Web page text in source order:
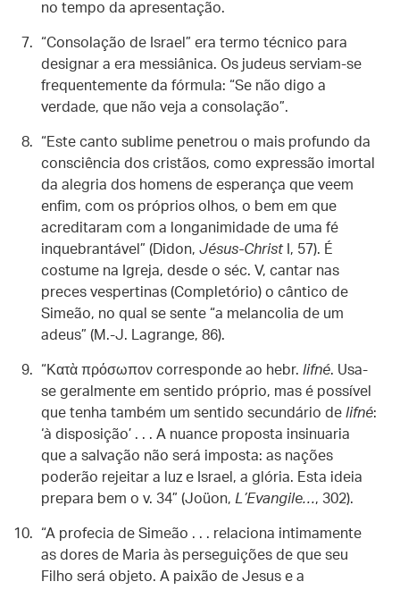
no tempo da apresentação.
“Consolação de Israel” era termo técnico para
designar a era messiânica. Os judeus serviam-se
frequentemente da fórmula: “Se não digo a
verdade, que não veja a consolação”.
“Este canto sublime penetrou o mais profundo da
consciência dos cristãos, como expressão imortal
da alegria dos homens de esperança que veem
enfim, com os próprios olhos, o bem em que
acreditaram com a longanimidade de uma fé
inquebrantável” (Didon, Jésus-ChristI, 57). É
costume na Igreja, desde o séc. V, cantar nas
preces vespertinas (Completório) o cântico de
Simeão, no qual se sente “a melancolia de um
adeus” (M.-J. Lagrange, 86).
“Κατὰ πρόσωπον corresponde ao hebr. lifné. Usa-
se geralmente em sentido próprio, mas é possível
que tenha também um sentido secundário de lifné:
‘à disposição’ . . . A nuance proposta insinuaria
que a salvação não será imposta: as nações
poderão rejeitar a luz e Israel, a glória. Esta ideia
prepara bem o v. 34” (Joüon, L’Evangile…, 302).
“A profecia de Simeão . . . relaciona intimamente
as dores de Maria às perseguições de que seu
Filho será objeto. A paixão de Jesus e a